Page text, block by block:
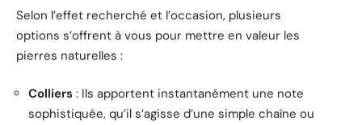
Selon l’effet recherché et l’occasion, plusieurs
options s’offrent à vous pour mettre en valeur les
pierres naturelles :
Colliers : Ils apportent instantanément une note
sophistiquée, qu’il s’agisse d’une simple chaîne ou